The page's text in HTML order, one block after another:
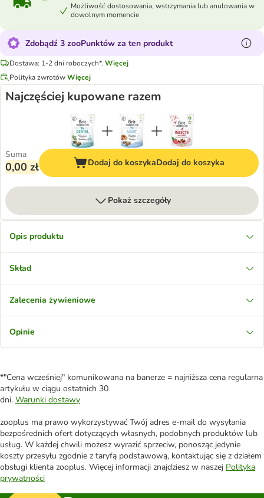
Możliwość dostosowania, wstrzymania lub anulowania w
dowolnym momencie
Zdobądź 3 zooPunktów za ten produkt
Dostawa: 1-2 dni roboczych*. Więcej
Polityka zwrotówWięcej
Najczęściej kupowane razem
Suma
0,00 zł Dodaj do koszykaDodaj do koszyka
Pokaż szczegóły
Opis produktu
Skład
Zalecenia żywieniowe
Opinie
*"Cena wcześniej" komunikowana na banerze = najniższa cena regularna
artykułu w ciągu ostatnich 30
dni. Warunki dostawy
zooplus ma prawo wykorzystywać Twój adres e-mail do wysyłania
bezpośrednich ofert dotyczących własnych, podobnych produktów lub
usług. W każdej chwili możesz wyrazić sprzeciw, ponosząc jedynie
koszty przesyłu zgodnie z taryfą podstawową, kontaktując się z działem
obsługi klienta zooplus. Więcej informacji znajdziesz w naszej Polityka
prywatności